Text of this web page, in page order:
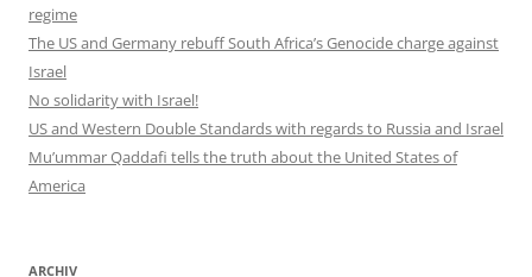
regime
The US and Germany rebuff South Africa’s Genocide charge against
Israel
No solidarity with Israel!
US and Western Double Standards with regards to Russia and Israel
Mu’ummar Qaddafi tells the truth about the United States of
America
ARCHIV